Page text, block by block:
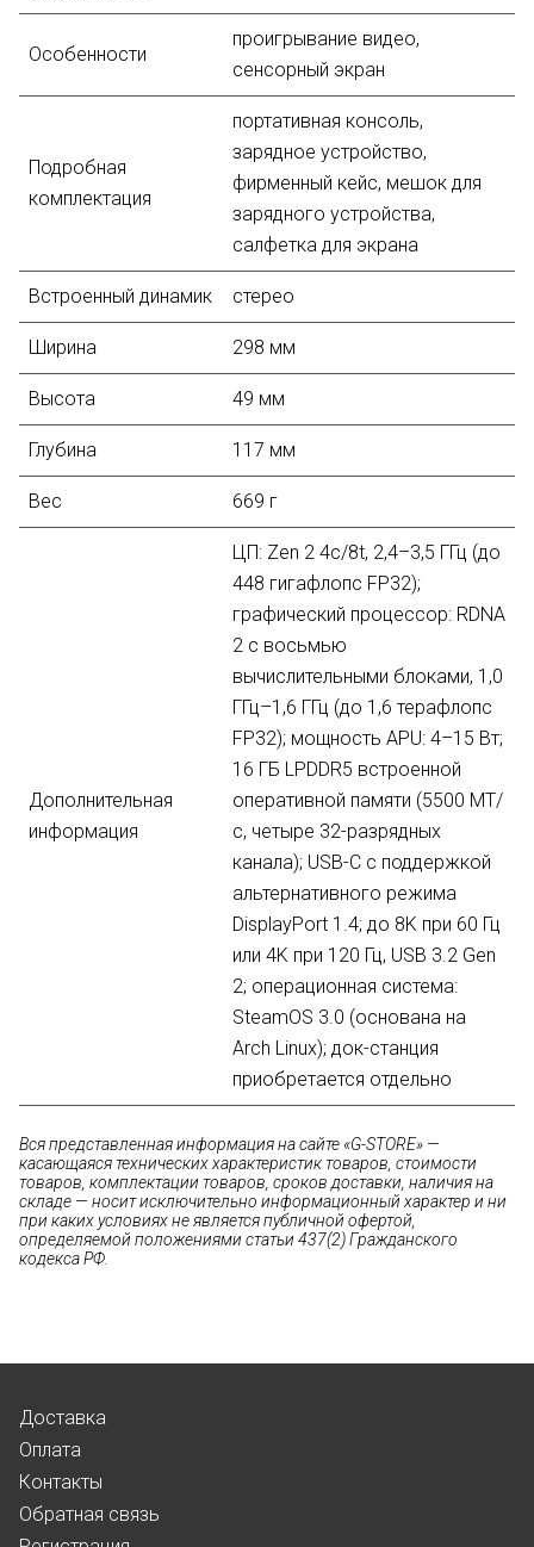
Особенности
проигрывание видео,
сенсорный экран
Подробная
комплектация
портативная консоль,
зарядное устройство,
фирменный кейс, мешок для
зарядного устройства,
салфетка для экрана
Встроенный динамик стерео
Ширина 298 мм
Высота 49 мм
Глубина 117 мм
Вес 669 г
Дополнительная
информация
ЦП: Zen 2 4c/8t, 2,4–3,5 ГГц (до
448 гигафлопс FP32);
графический процессор: RDNA
2 с восьмью
вычислительными блоками, 1,0
ГГц–1,6 ГГц (до 1,6 терафлопс
FP32); мощность APU: 4–15 Вт;
16 ГБ LPDDR5 встроенной
оперативной памяти (5500 МТ/
с, четыре 32-разрядных
канала); USB-C с поддержкой
альтернативного режима
DisplayPort 1.4; до 8K при 60 Гц
или 4K при 120 Гц, USB 3.2 Gen
2; операционная система:
SteamOS 3.0 (основана на
Arch Linux); док-станция
приобретается отдельно
Вся представленная информация на сайте «G-STORE» —
касающаяся технических характеристик товаров, стоимости
товаров, комплектации товаров, сроков доставки, наличия на
складе — носит исключительно информационный характер и ни
при каких условиях не является публичной офертой,
определяемой положениями статьи 437(2) Гражданского
кодекса РФ.
Доставка
Оплата
Контакты
Обратная связь